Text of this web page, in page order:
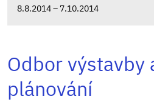
8.8.2014 – 7.10.2014
Odbor výstavby
plánování